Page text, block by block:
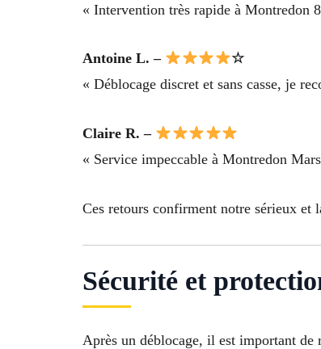
« Intervention très rapide à Montredon
Antoine L. –
☆
« Déblocage discret et sans casse, je
Claire R. –
« Service impeccable à Montredon
Ces retours confirment notre sérieux et
Sécurité et
Après un déblocage, il est important